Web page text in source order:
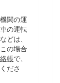
関の運
の運転
どは、
の場合
帳で、
ださ